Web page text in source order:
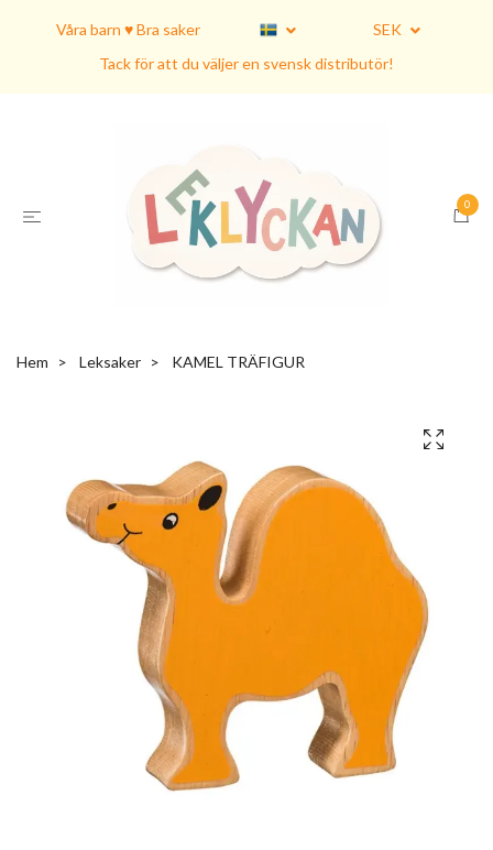
Våra barn ♥ Bra saker
SEK
Tack för att du väljer en svensk distributör!
0
Hem Leksaker KAMEL TRÄFIGUR